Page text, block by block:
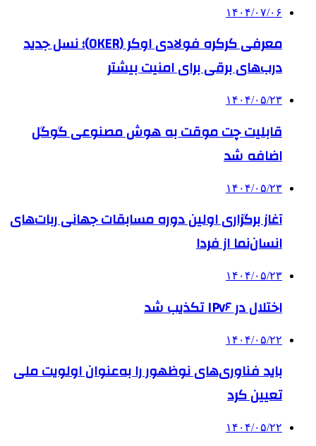
۱۴۰۴/۰۷/۰۶
معرفی کرکره فولادی اوکر (OKER)؛ نسل جدید
درب‌های برقی برای امنیت بیشتر
۱۴۰۴/۰۵/۲۳
قابلیت چت موقت به هوش مصنوعی گوگل
اضافه شد
۱۴۰۴/۰۵/۲۳
آغاز برگزاری اولین دوره مسابقات جهانی ربات‌های
انسان‌نما از فردا
۱۴۰۴/۰۵/۲۳
اختلال در IPv۶ تکذیب شد
۱۴۰۴/۰۵/۲۲
باید فناوری‌های نوظهور را به‌عنوان اولویت ملی
تعیین کرد
۱۴۰۴/۰۵/۲۲